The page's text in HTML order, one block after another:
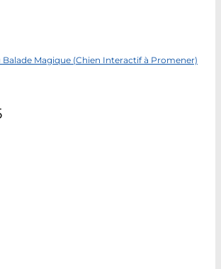
Magique (Chien Interactif à Promener)